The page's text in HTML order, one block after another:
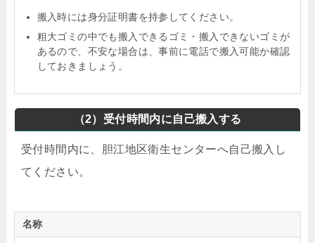
搬入時には身分証明書を持参してください。
粗大ゴミの中でも搬入できるゴミ・搬入できないゴミが
あるので、不安な場合は、事前に電話で搬入可能か確認
しておきましょう。
（2）受付時間内に自己搬入する
受付時間内に、胆江地区衛生センターへ自己搬入し
てください。
名称